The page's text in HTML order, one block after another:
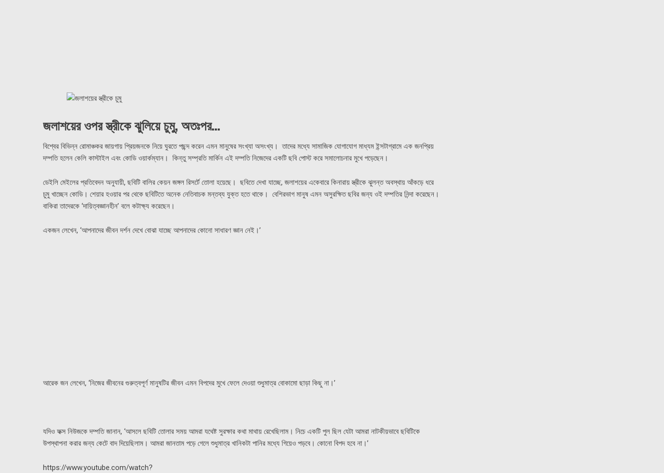
জলাশয়ের ওপর স্ত্রীকে ঝুলিয়ে চুমু, অতঃপর…
বিশ্বের বিভিন্ন রোমাঞ্চকর জায়গায় প্রিয়জনকে নিয়ে ঘুরতে পছন্দ করেন এমন মানুষের সংখ্যা অসংখ্য। তাদের মধ্যে সামাজিক যোগাযোগ মাধ্যম ইন্সটাগ্রামে এক জনপ্রিয়
দম্পতি হলেন কেলি কাস্টাইল এবং কোডি ওয়ার্কম্যান। কিন্তু সম্প্রতি মার্কিন এই দম্পতি নিজেদের একটি ছবি পোস্ট করে সমালোচনার মুখে পড়েছেন।
ডেইলি মেইলের প্রতিবেদন অনুযায়ী, ছবিটি বালির কেয়ন জঙ্গল রিসর্টে তোলা হয়েছে। ছবিতে দেখা যাচ্ছে, জলাশয়ের একেবারে কিনারায় স্ত্রীকে ঝুলন্ত অবস্থায় আঁকড়ে ধরে
চুমু খাচ্ছেন কোডি। শেয়ার হওয়ার পর থেকে ছবিটিতে অনেক নেতিবাচক মন্তব্য যুক্ত হতে থাকে। বেশিরভাগ মানুষ এমন অসুরক্ষিত ছবির জন্য ওই দম্পতির নিন্দা করেছেন।
বাকিরা তাদেরকে ‘দায়িত্বজ্ঞানহীন’ বলে কটাক্ষ্য করেছেন।
একজন লেখেন, ‘আপনাদের জীবন দর্শন দেখে বোঝা যাচ্ছে আপনাদের কোনো সাধারণ জ্ঞান নেই।’
আরেক জন লেখেন, ‘নিজের জীবনের গুরুত্বপূর্ণ মানুষটির জীবন এমন বিপদের মুখে ফেলে দেওয়া শুধুমাত্র বোকামো ছাড়া কিছু না।’
যদিও ফক্স নিউজকে দম্পতি জানান, ‘আসলে ছবিটি তোলার সময় আমরা যথেষ্ট সুরক্ষার কথা মাথায় রেখেছিলাম। নিচে একটি পুল ছিল যেটা আমরা নাটকীয়ভাবে ছবিটিকে
উপস্থাপনা করার জন্য কেটে বাদ দিয়েছিলাম। আমরা জানতাম পড়ে গেলে শুধুমাত্র খানিকটা পানির মধ্যে গিয়েও পড়বে। কোনো বিপদ হবে না।’
https://www.youtube.com/watch?